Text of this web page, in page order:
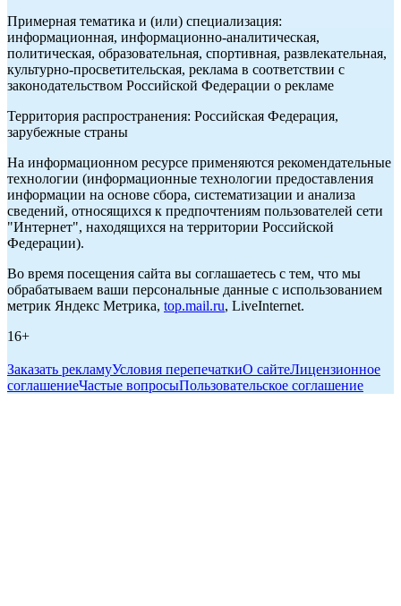
Примерная тематика и (или) специализация:
информационная, информационно-аналитическая,
политическая, образовательная, спортивная, развлекательная,
культурно-просветительская, реклама в соответствии с
законодательством Российской Федерации о рекламе
Территория распространения: Российская Федерация,
зарубежные страны
На информационном ресурсе применяются рекомендательные
технологии (информационные технологии предоставления
информации на основе сбора, систематизации и анализа
сведений, относящихся к предпочтениям пользователей сети
"Интернет", находящихся на территории Российской
Федерации).
Во время посещения сайта вы соглашаетесь с тем, что мы
обрабатываем ваши персональные данные с использованием
метрик Яндекс Метрика, top.mail.ru, LiveInternet.
16+
Заказать рекламуУсловия перепечаткиО сайтеЛицензионное
соглашениеЧастые вопросыПользовательское соглашение